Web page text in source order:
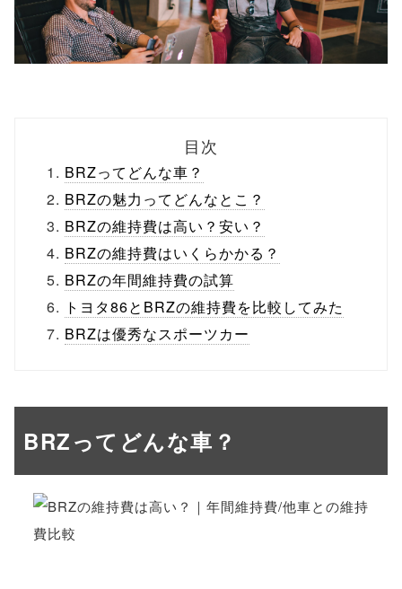
目次
BRZってどんな車？
BRZの魅力ってどんなとこ？
BRZの維持費は高い？安い？
BRZの維持費はいくらかかる？
BRZの年間維持費の試算
トヨタ86とBRZの維持費を比較してみた
BRZは優秀なスポーツカー
BRZってどんな車？